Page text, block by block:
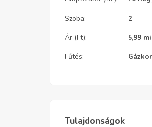
Szoba: 2
Ár (Ft): 5,99
Fűtés:
Tulajdonságok